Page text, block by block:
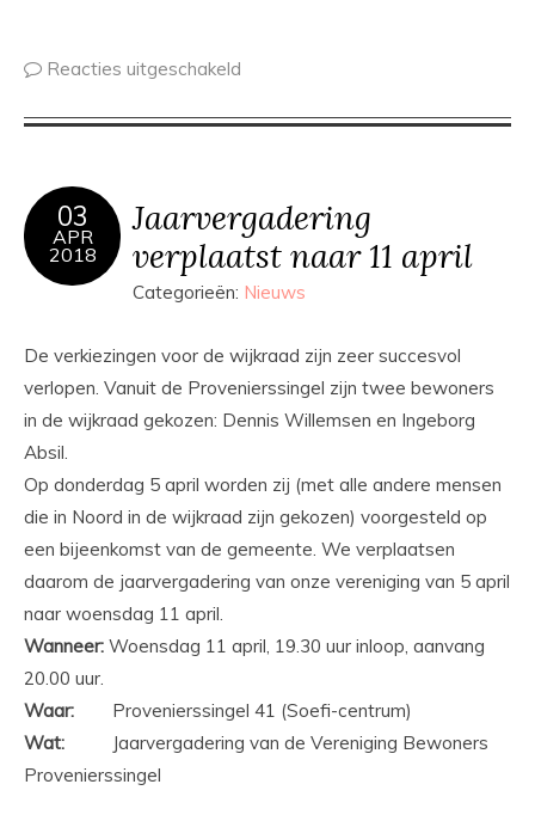
Reacties uitgeschakeld
03
APR
2018
Jaarvergadering
verplaatst naar 11 april
Categorieën: Nieuws
De verkiezingen voor de wijkraad zijn zeer succesvol
verlopen. Vanuit de Provenierssingel zijn twee bewoners
in de wijkraad gekozen: Dennis Willemsen en Ingeborg
Absil.
Op donderdag 5 april worden zij (met alle andere mensen
die in Noord in de wijkraad zijn gekozen) voorgesteld op
een bijeenkomst van de gemeente. We verplaatsen
daarom de jaarvergadering van onze vereniging van 5 april
naar woensdag 11 april.
Wanneer: Woensdag 11 april, 19.30 uur inloop, aanvang
20.00 uur.
Waar: Provenierssingel 41 (Soefi-centrum)
Wat: Jaarvergadering van de Vereniging Bewoners
Provenierssingel